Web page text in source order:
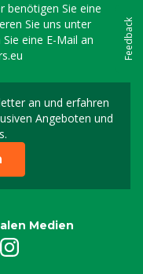
benötigen Sie eine
Sie uns unter
eine E-Mail an
an und erfahren
Angeboten und
Sie sich für
Medien
Feedback